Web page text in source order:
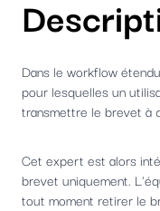
Dans le workflow
pour lesquelles un
transmettre le brevet à
Cet expert est alors
brevet uniquement.
tout moment retirer le